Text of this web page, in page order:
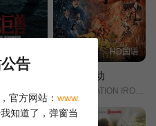
HD国语
打铁花行动
OPERATION IRON FIREWORKS/
告
官方网站： www.
我知道了，弹窗当